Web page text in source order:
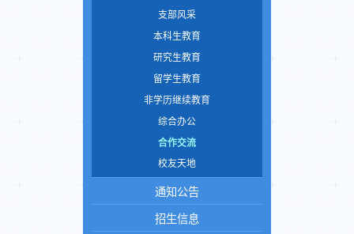
支部风采
本科生教育
研究生教育
留学生教育
非学历继续教育
综合办公
合作交流
校友天地
通知公告
招生信息